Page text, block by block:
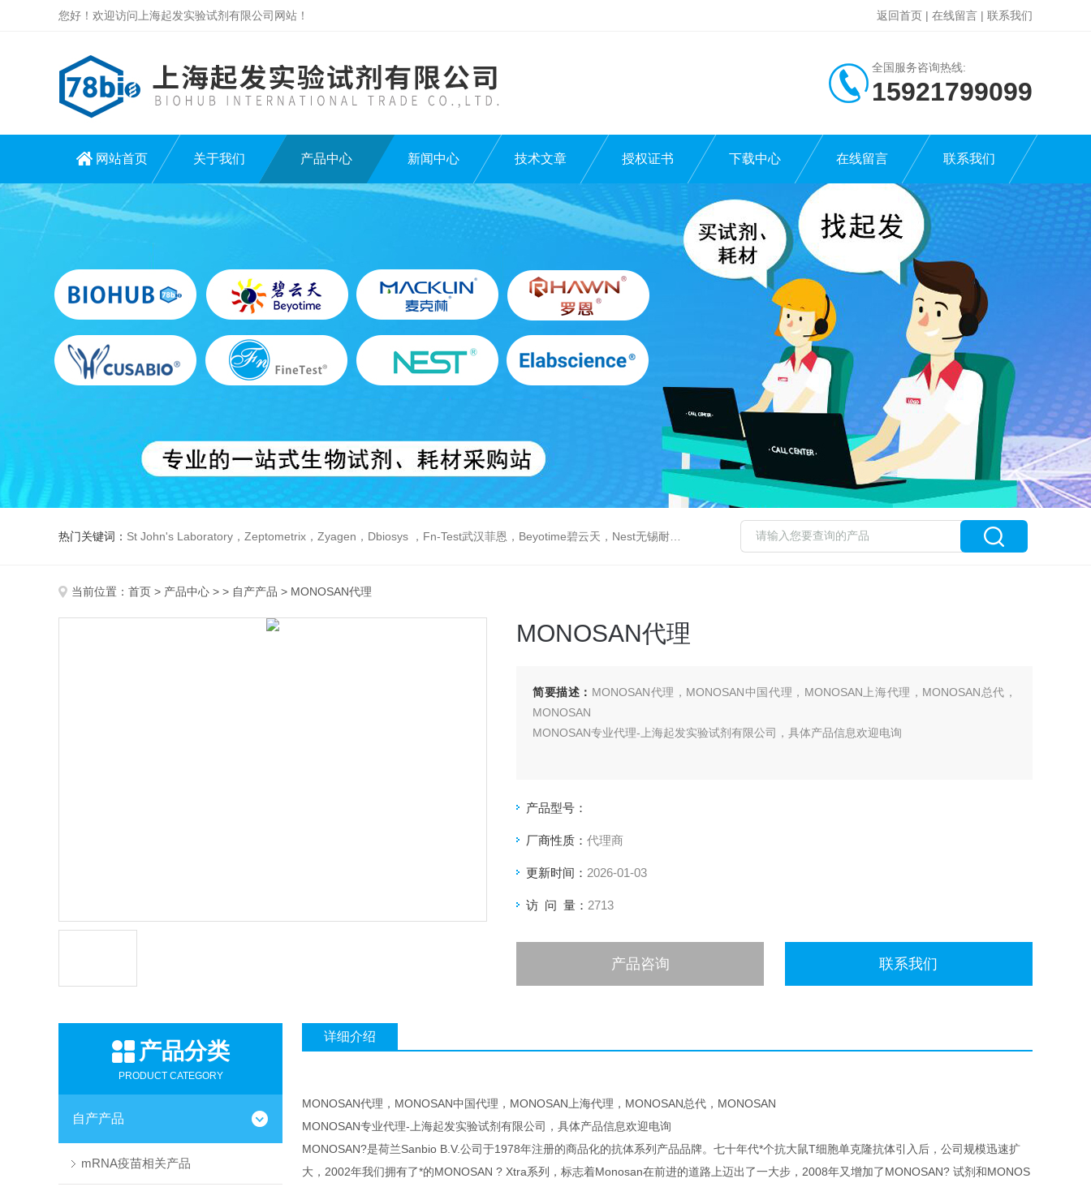
您好！欢迎访问上海起发实验试剂有限公司网站！ 返回首页 | 在线留言 | 联系我们
全国服务咨询热线:
15921799099
网站首页 关于我们 产品中心 新闻中心 技术文章 授权证书 下载中心 在线留言 联系我们
热门关键词： St John's Laboratory，Zeptometrix，Zyagen，Dbiosys ，Fn-Test武汉菲恩，Beyotime碧云天，Nest无锡耐思，Elabscience伊莱瑞特，Macklin麦克林生物，Cobioer科佰生物
当前位置： 首页 > 产品中心 > > 自产产品 > MONOSAN代理
MONOSAN代理
简要描述： MONOSAN代理，MONOSAN中国代理，MONOSAN上海代理，MONOSAN总代，
MONOSAN
MONOSAN专业代理-上海起发实验试剂有限公司，具体产品信息欢迎电询
产品型号：
厂商性质： 代理商
更新时间： 2026-01-03
访 问 量： 2713
产品咨询 联系我们
产品分类
PRODUCT CATEGORY
自产产品
mRNA疫苗相关产品
详细介绍
MONOSAN代理，MONOSAN中国代理，MONOSAN上海代理，MONOSAN总代，MONOSAN
MONOSAN专业代理-上海起发实验试剂有限公司，具体产品信息欢迎电询
MONOSAN?是荷兰Sanbio B.V.公司于1978年注册的商品化的抗体系列产品品牌。七十年代*个抗大鼠T细胞单克隆抗体引入后，公司规模迅速扩
大，2002年我们拥有了*的MONOSAN ? Xtra系列，标志着Monosan在前进的道路上迈出了一大步，2008年又增加了MONOSAN? 试剂和MONOS